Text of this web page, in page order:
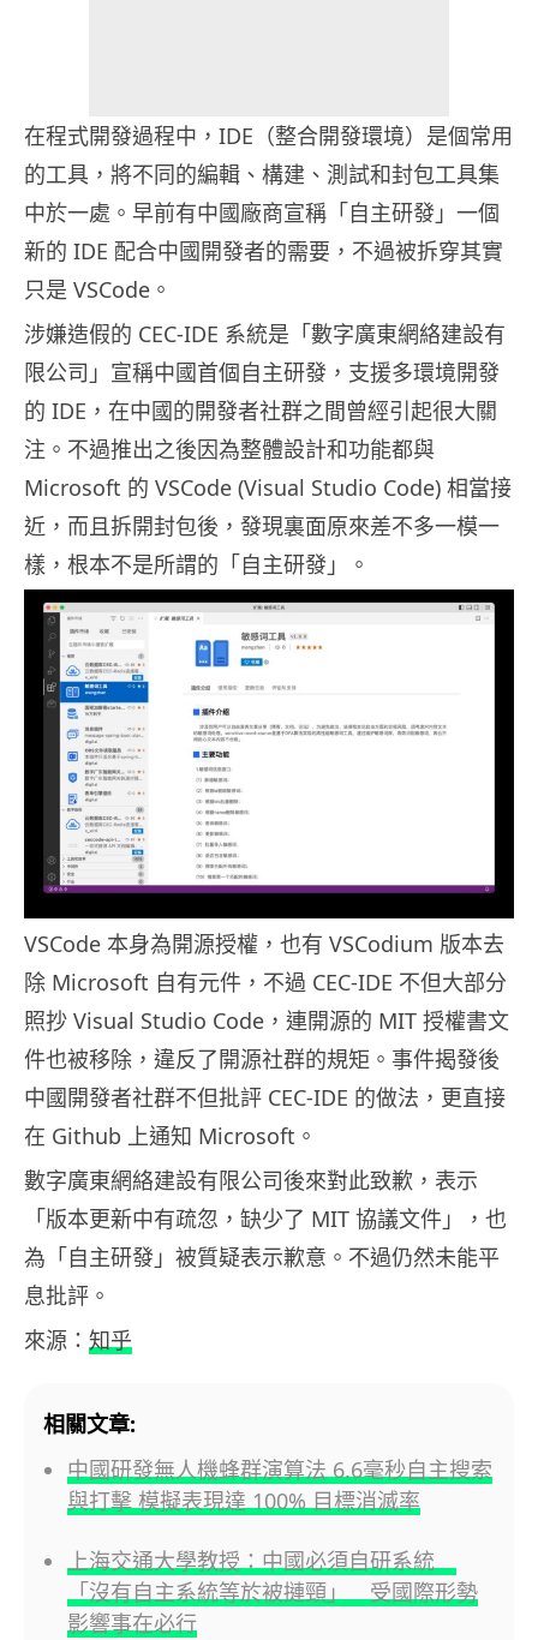
在程式開發過程中，IDE（整合開發環境）是個常用
的工具，將不同的編輯、構建、測試和封包工具集
中於一處。早前有中國廠商宣稱「自主研發」一個
新的 IDE 配合中國開發者的需要，不過被拆穿其實
只是 VSCode。
涉嫌造假的 CEC-IDE 系統是「數字廣東網絡建設有
限公司」宣稱中國首個自主研發，支援多環境開發
的 IDE，在中國的開發者社群之間曾經引起很大關
注。不過推出之後因為整體設計和功能都與
Microsoft 的 VSCode (Visual Studio Code) 相當接
近，而且拆開封包後，發現裏面原來差不多一模一
樣，根本不是所謂的「自主研發」。
VSCode 本身為開源授權，也有 VSCodium 版本去
除 Microsoft 自有元件，不過 CEC-IDE 不但大部分
照抄 Visual Studio Code，連開源的 MIT 授權書文
件也被移除，違反了開源社群的規矩。事件揭發後
中國開發者社群不但批評 CEC-IDE 的做法，更直接
在 Github 上通知 Microsoft。
數字廣東網絡建設有限公司後來對此致歉，表示
「版本更新中有疏忽，缺少了 MIT 協議文件」，也
為「自主研發」被質疑表示歉意。不過仍然未能平
息批評。
來源： 知乎
相關文章:
中國研發無人機蜂群演算法 6.6毫秒自主搜索
與打擊 模擬表現達 100% 目標消滅率
上海交通大學教授：中國必須自研系統
「沒有自主系統等於被摙頸」 受國際形勢
影響事在必行